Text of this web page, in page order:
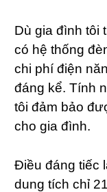
Dù gia đình tôi
có hệ thống
chi phí điện
đáng kể. Tính
tôi đảm bảo
cho gia đình.
Điều đáng tiếc
dung tích chỉ